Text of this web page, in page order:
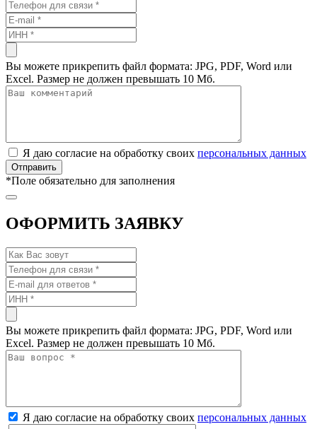
Вы можете прикрепить файл формата: JPG, PDF, Word или
Excel. Размер не должен превышать 10 Мб.
Я даю согласие на обработку своих персональных данных
*Поле обязательно для заполнения
ОФОРМИТЬ ЗАЯВКУ
Вы можете прикрепить файл формата: JPG, PDF, Word или
Excel. Размер не должен превышать 10 Мб.
Я даю согласие на обработку своих персональных данных